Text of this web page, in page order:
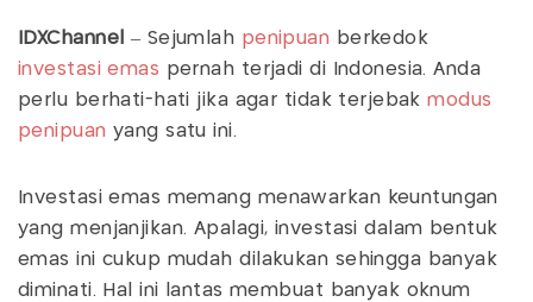
IDXChannel – Sejumlah penipuan berkedok
investasi emas pernah terjadi di Indonesia. Anda
perlu berhati-hati jika agar tidak terjebakmodus
penipuan yang satu ini.
Investasi emas memang menawarkan keuntungan
yang menjanjikan. Apalagi, investasi dalam bentuk
emas ini cukup mudah dilakukan sehingga banyak
diminati. Hal ini lantas membuat banyak oknum